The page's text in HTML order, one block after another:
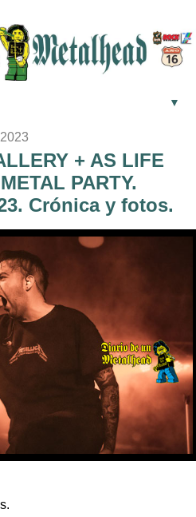
▼
+ AS LIFE
PARTY.
Crónica y fotos.